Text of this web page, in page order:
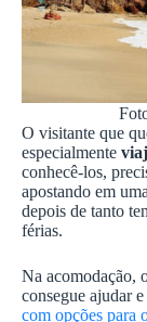
O visitante que
especialmente
conhecê-los,
apostando em
depois de tanto
férias.
Na acomodação,
consegue ajudar
com opções para